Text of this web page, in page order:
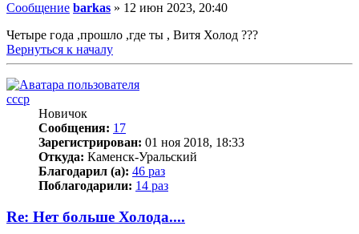
Сообщение barkas » 12 июн 2023, 20:40
Четыре года ,прошло ,где ты , Витя Холод ???
Вернуться к началу
cccp
Новичок
Сообщения: 17
Зарегистрирован: 01 ноя 2018, 18:33
Откуда: Каменск-Уральский
Благодарил (а): 46 раз
Поблагодарили: 14 раз
Re: Нет больше Холода....